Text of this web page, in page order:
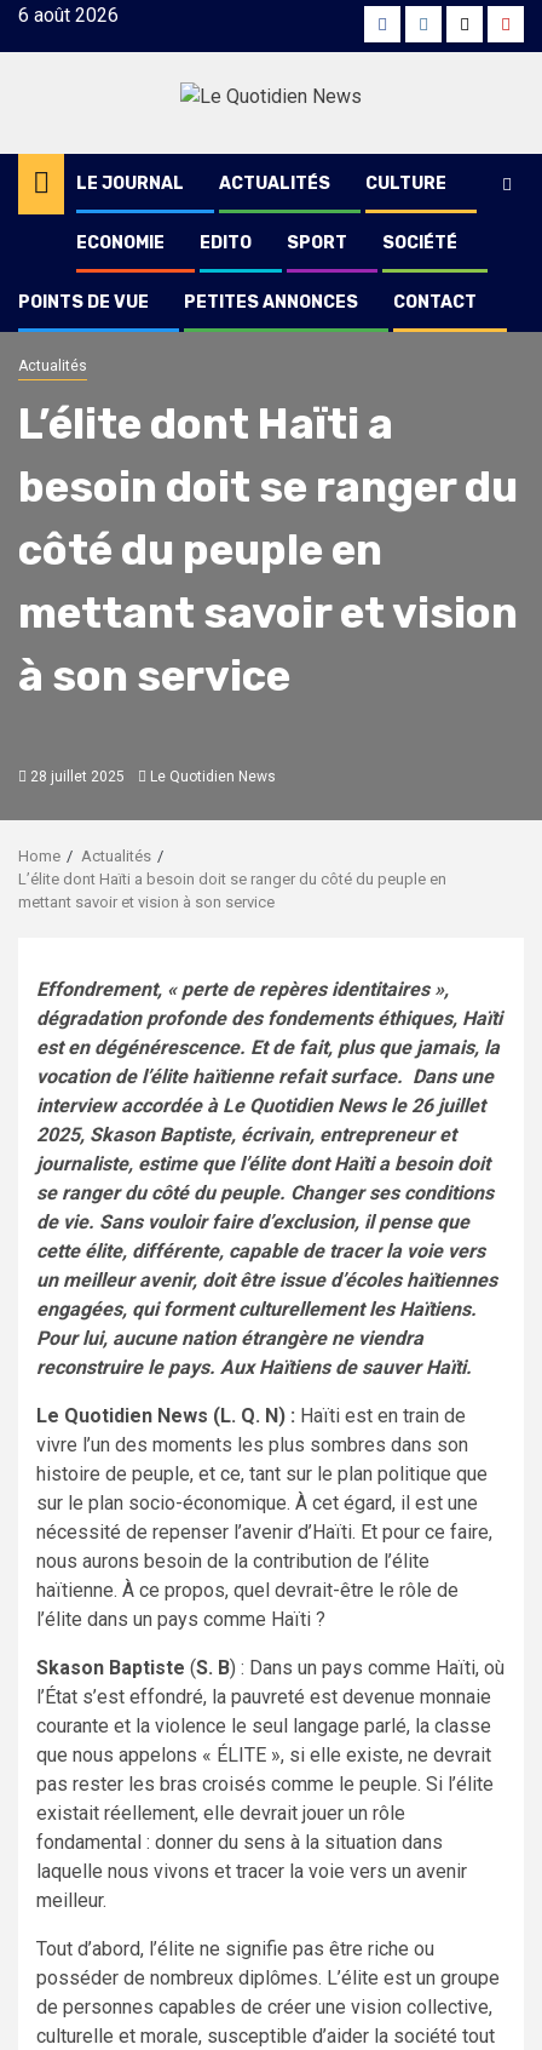
Skip6 août 2026 FacebookInstagram
Twitter
LE JOURNAL ACTUALITÉS CULTURE
ECONOMIE EDITO SPORT SOCIÉTÉ
POINTS DE VUE PETITES ANNONCES CONTACT
Actualités
L’élite dont Haïti a
besoin doit se ranger du
côté du peuple en
mettant savoir et vision
à son service
28 juillet 2025 Le Quotidien News
Home
Actualités
L’élite dont Haïti a besoin doit se ranger du côté du peuple en
mettant savoir et vision à son service
Effondrement, « perte de repères identitaires »,
dégradation profonde des fondements éthiques, Haïti
est en dégénérescence. Et de fait, plus que jamais, la
vocation de l’élite haïtienne refait surface. Dans une
interview accordée à Le Quotidien News le 26 juillet
2025, Skason Baptiste, écrivain, entrepreneur et
journaliste, estime que l’élite dont Haïti a besoin doit
se ranger du côté du peuple. Changer ses conditions
de vie. Sans vouloir faire d’exclusion, il pense que
cette élite, différente, capable de tracer la voie vers
un meilleur avenir, doit être issue d’écoles haïtiennes
engagées, qui forment culturellement les Haïtiens.
Pour lui, aucune nation étrangère ne viendra
reconstruire le pays. Aux Haïtiens de sauver Haïti.
Le Quotidien News (L. Q. N) : Haïti est en train de
vivre l’un des moments les plus sombres dans son
histoire de peuple, et ce, tant sur le plan politique que
sur le plan socio-économique. À cet égard, il est une
nécessité de repenser l’avenir d’Haïti. Et pour ce faire,
nous aurons besoin de la contribution de l’élite
haïtienne. À ce propos, quel devrait-être le rôle de
l’élite dans un pays comme Haïti ?
Skason Baptiste (S. B) : Dans un pays comme Haïti, où
l’État s’est effondré, la pauvreté est devenue monnaie
courante et la violence le seul langage parlé, la classe
que nous appelons « ÉLITE », si elle existe, ne devrait
pas rester les bras croisés comme le peuple. Si l’élite
existait réellement, elle devrait jouer un rôle
fondamental : donner du sens à la situation dans
laquelle nous vivons et tracer la voie vers un avenir
meilleur.
Tout d’abord, l’élite ne signifie pas être riche ou
posséder de nombreux diplômes. L’élite est un groupe
de personnes capables de créer une vision collective,
culturelle et morale, susceptible d’aider la société tout